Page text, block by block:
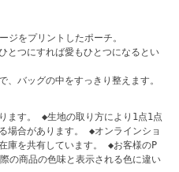
ジをプリントしたポーチ。
とつにすれば愛もひとつになるとい
、バッグの中をすっきり整えます。
ます。 ◆生地の取り方により1点1点
場合があります。 ◆オンラインショ
庫を共有しています。 ◆お客様のP
の商品の色味と表示される色に違い